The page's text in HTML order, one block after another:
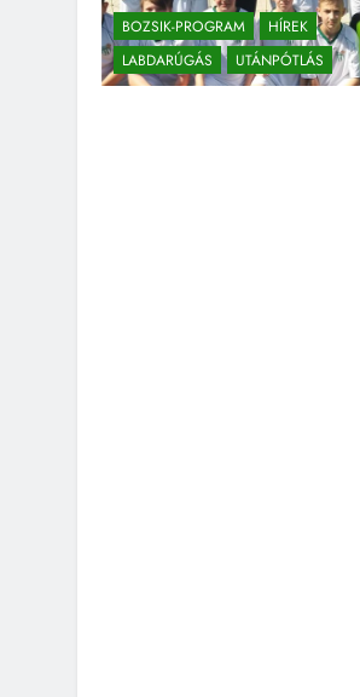
BOZSIK-PROGRAM
HÍREK
LABDARÚGÁS
UTÁNPÓTLÁS